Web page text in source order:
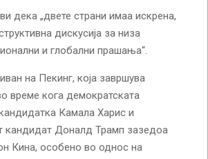
дека „двете страни имаа искрена,
дискусија за низа
и глобални прашања“.
на Пекинг, која завршува
време кога демократската
Камала Харис и
кандидат Доналд Трамп зазедоа
Кина, особено во однос на